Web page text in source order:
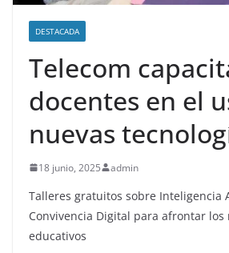
DESTACADA
Telecom
docentes en el
nuevas
18 junio, 2025 admin
Talleres gratuitos sobre Inteligencia
Convivencia Digital para afrontar los
educativos